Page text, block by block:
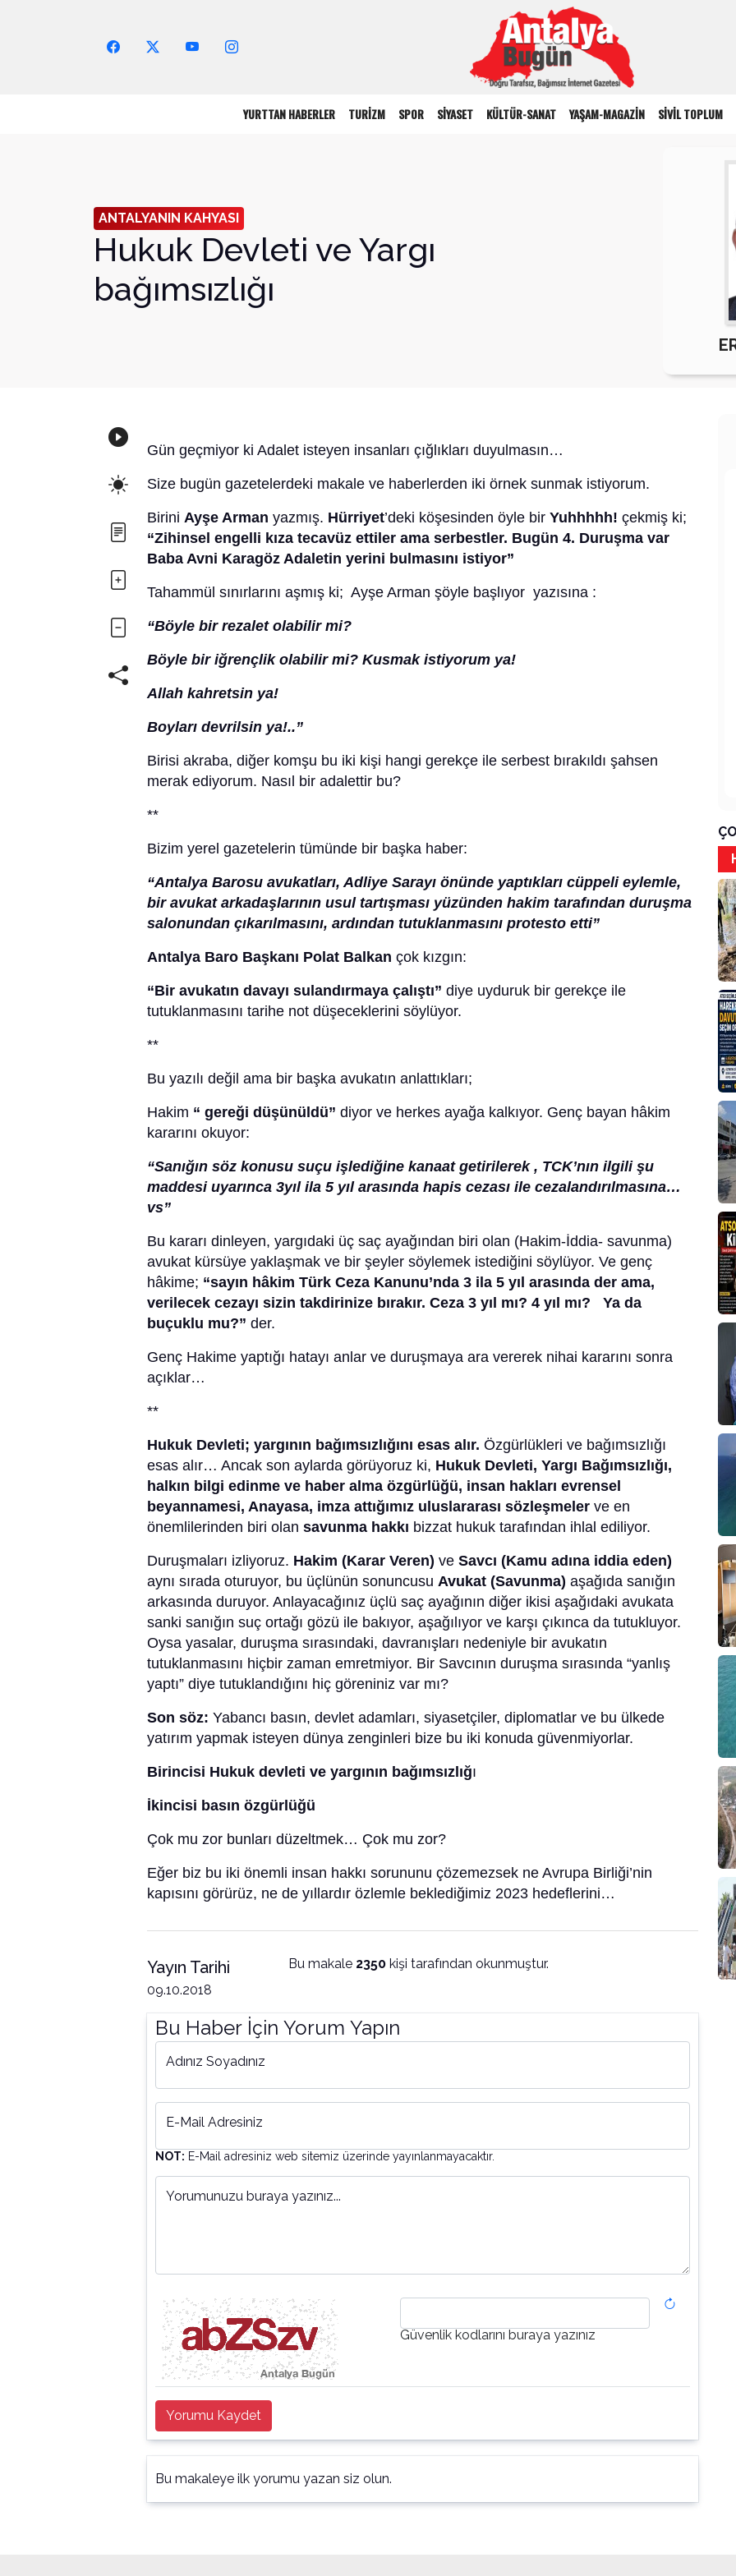
YURTTAN HABERLER TURİZM SPOR SİYASET KÜLTÜR-SANAT YAŞAM-MAGAZİN SİVİL TOPLUM
ANTALYANIN KAHYASI
Hukuk Devleti ve Yargı
bağımsızlığı
Gün geçmiyor ki Adalet isteyen insanları çığlıkları duyulmasın…
Size bugün gazetelerdeki makale ve haberlerden iki örnek sunmak istiyorum.
Birini Ayşe Arman yazmış. Hürriyet’deki köşesinden öyle bir Yuhhhhh! çekmiş ki;
“Zihinsel engelli kıza tecavüz ettiler ama serbestler. Bugün 4. Duruşma var
Baba Avni Karagöz Adaletin yerini bulmasını istiyor”
Tahammül sınırlarını aşmış ki; Ayşe Arman şöyle başlıyor yazısına :
“Böyle bir rezalet olabilir mi?
Böyle bir iğrençlik olabilir mi? Kusmak istiyorum ya!
Allah kahretsin ya!
Boyları devrilsin ya!..”
Birisi akraba, diğer komşu bu iki kişi hangi gerekçe ile serbest bırakıldı şahsen
merak ediyorum. Nasıl bir adalettir bu?
**
Bizim yerel gazetelerin tümünde bir başka haber:
“Antalya Barosu avukatları, Adliye Sarayı önünde yaptıkları cüppeli eylemle,
bir avukat arkadaşlarının usul tartışması yüzünden hakim tarafından duruşma
salonundan çıkarılmasını, ardından tutuklanmasını protesto etti”
Antalya Baro Başkanı Polat Balkan çok kızgın:
“Bir avukatın davayı sulandırmaya çalıştı” diye uyduruk bir gerekçe ile
tutuklanmasını tarihe not düşeceklerini söylüyor.
**
Bu yazılı değil ama bir başka avukatın anlattıkları;
Hakim “ gereği düşünüldü” diyor ve herkes ayağa kalkıyor. Genç bayan hâkim
kararını okuyor:
“Sanığın söz konusu suçu işlediğine kanaat getirilerek , TCK’nın ilgili şu
maddesi uyarınca 3yıl ila 5 yıl arasında hapis cezası ile cezalandırılmasına…
vs”
Bu kararı dinleyen, yargıdaki üç saç ayağından biri olan (Hakim-İddia- savunma)
avukat kürsüye yaklaşmak ve bir şeyler söylemek istediğini söylüyor. Ve genç
hâkime; “sayın hâkim Türk Ceza Kanunu’nda 3 ila 5 yıl arasında der ama,
verilecek cezayı sizin takdirinize bırakır. Ceza 3 yıl mı? 4 yıl mı? Ya da
buçuklu mu?” der.
Genç Hakime yaptığı hatayı anlar ve duruşmaya ara vererek nihai kararını sonra
açıklar…
**
Hukuk Devleti; yargının bağımsızlığını esas alır. Özgürlükleri ve bağımsızlığı
esas alır… Ancak son aylarda görüyoruz ki, Hukuk Devleti, Yargı Bağımsızlığı,
halkın bilgi edinme ve haber alma özgürlüğü, insan hakları evrensel
beyannamesi, Anayasa, imza attığımız uluslararası sözleşmeler ve en
önemlilerinden biri olan savunma hakkı bizzat hukuk tarafından ihlal ediliyor.
Duruşmaları izliyoruz. Hakim (Karar Veren) ve Savcı (Kamu adına iddia eden)
aynı sırada oturuyor, bu üçlünün sonuncusu Avukat (Savunma) aşağıda sanığın
arkasında duruyor. Anlayacağınız üçlü saç ayağının diğer ikisi aşağıdaki avukata
sanki sanığın suç ortağı gözü ile bakıyor, aşağılıyor ve karşı çıkınca da tutukluyor.
Oysa yasalar, duruşma sırasındaki, davranışları nedeniyle bir avukatın
tutuklanmasını hiçbir zaman emretmiyor. Bir Savcının duruşma sırasında “yanlış
yaptı” diye tutuklandığını hiç göreniniz var mı?
Son söz: Yabancı basın, devlet adamları, siyasetçiler, diplomatlar ve bu ülkede
yatırım yapmak isteyen dünya zenginleri bize bu iki konuda güvenmiyorlar.
Birincisi Hukuk devleti ve yargının bağımsızlığı
İkincisi basın özgürlüğü
Çok mu zor bunları düzeltmek… Çok mu zor?
Eğer biz bu iki önemli insan hakkı sorununu çözemezsek ne Avrupa Birliği’nin
kapısını görürüz, ne de yıllardır özlemle beklediğimiz 2023 hedeflerini…
Yayın Tarihi
09.10.2018
Bu makale 2350kişi tarafından okunmuştur.
Bu Haber İçin Yorum Yapın
Adınız Soyadınız
E-Mail Adresiniz
NOT: E-Mail adresiniz web sitemiz üzerinde yayınlanmayacaktır.
Yorumunuzu buraya yazınız...
Güvenlik kodlarını buraya yazınız
Yorumu Kaydet
Bu makaleye ilk yorumu yazan siz olun.
Arama Yap!